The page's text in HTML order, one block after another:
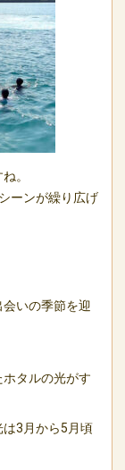
。
ーンが繰り広げ
いの季節を迎
タルの光がす
は3月から5月頃